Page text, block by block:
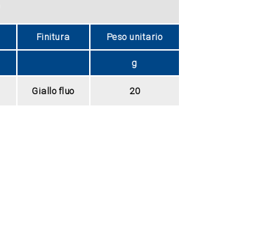
Finitura Peso unitario
g
Giallo fluo 20